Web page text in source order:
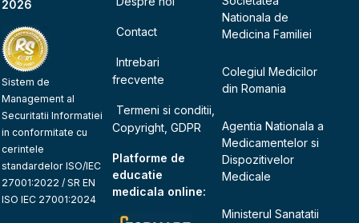
2026
Sistem de
Management al
Securitatii Informatiei
in conformitate cu
cerintele
standardelor ISO/IEC
27001:2022 / SR EN
ISO IEC 27001:2024
Contact
Intrebari
frecvente
Termeni si conditii,
Copyright, GDPR
Platforme de
educatie
medicala online:
Nationala de
Medicina Familiei
Colegiul Medicilor
din Romania
Agentia Nationala a
Medicamentelor si
Dispozitivelor
Medicale
Ministerul Sanatatii